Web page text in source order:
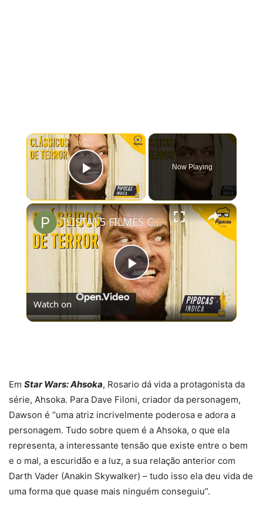
×
Play Video
Now Playing
×
Play
Video
[LISTA] 5 FILMES CLÁSSICOS DE TERROR OBRIGATÓRIOS PRA TODO CINÉFILO
Watch on
Em Star Wars: Ahsoka, Rosario dá vida a protagonista da
série, Ahsoka. Para Dave Filoni, criador da personagem,
Dawson é “uma atriz incrivelmente poderosa e adora a
personagem. Tudo sobre quem é a Ahsoka, o que ela
representa, a interessante tensão que existe entre o bem
e o mal, a escuridão e a luz, a sua relação anterior com
Darth Vader (Anakin Skywalker) – tudo isso ela deu vida de
uma forma que quase mais ninguém conseguiu”.